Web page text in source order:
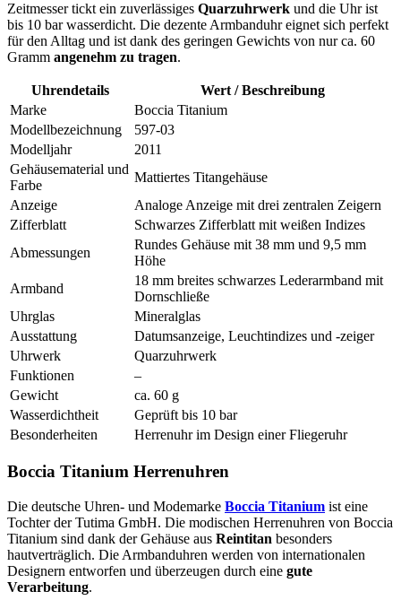
Zeitmesser tickt ein zuverlässiges Quarzuhrwerk und die Uhr ist
bis 10 bar wasserdicht. Die dezente Armbanduhr eignet sich perfekt
für den Alltag und ist dank des geringen Gewichts von nur ca. 60
Gramm angenehm zu tragen.
Uhrendetails
Wert / Beschreibung
Marke
Boccia Titanium
Modellbezeichnung
597-03
Modelljahr
2011
Gehäusematerial und
Farbe
Mattiertes Titangehäuse
Anzeige
Analoge Anzeige mit drei zentralen Zeigern
Zifferblatt
Schwarzes Zifferblatt mit weißen Indizes
Abmessungen
Rundes Gehäuse mit 38 mm und 9,5 mm
Höhe
Armband
18 mm breites schwarzes Lederarmband mit
Dornschließe
Uhrglas
Mineralglas
Ausstattung
Datumsanzeige, Leuchtindizes und -zeiger
Uhrwerk
Quarzuhrwerk
Funktionen
–
Gewicht
ca. 60 g
Wasserdichtheit
Geprüft bis 10 bar
Besonderheiten
Herrenuhr im Design einer Fliegeruhr
Boccia Titanium Herrenuhren
Die deutsche Uhren- und Modemarke Boccia Titanium ist eine
Tochter der Tutima GmbH. Die modischen Herrenuhren von Boccia
Titanium sind dank der Gehäuse aus Reintitan besonders
hautverträglich. Die Armbanduhren werden von internationalen
Designern entworfen und überzeugen durch eine gute
Verarbeitung.